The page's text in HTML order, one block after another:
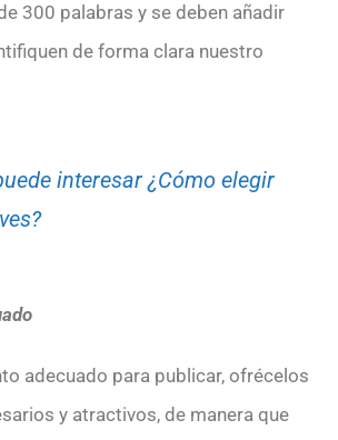
300 palabras y se deben añadir
de forma clara nuestro
interesar ¿Cómo elegir
adecuado para publicar, ofrécelos
y atractivos, de manera que